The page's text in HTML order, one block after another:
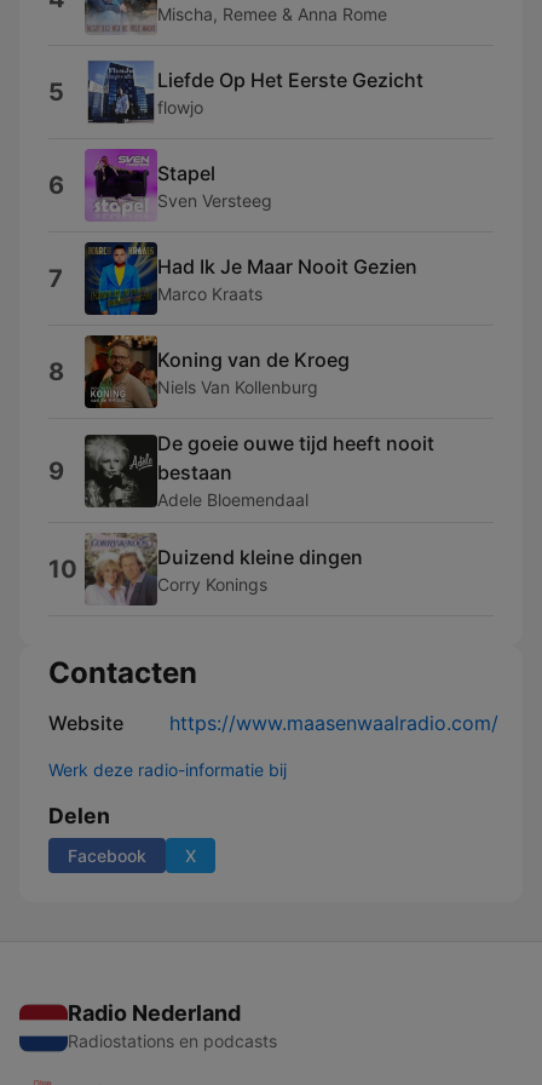
Mischa, Remee & Anna Rome
5 Liefde Op Het Eerste Gezicht
flowjo
6 Stapel
Sven Versteeg
7 Had Ik Je Maar Nooit Gezien
Marco Kraats
8 Koning van de Kroeg
Niels Van Kollenburg
9
De goeie ouwe tijd heeft nooit
bestaan
Adele Bloemendaal
10 Duizend kleine dingen
Corry Konings
Contacten
Website https://www.maasenwaalradio.com/
Werk deze radio-informatie bij
Delen
Facebook X
Radio Nederland
Radiostations en podcasts